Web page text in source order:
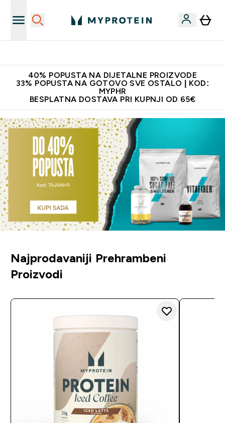
40% POPUSTA NA DIJETALNE PROIZVODE
33% POPUSTA NA GOTOVO SVE OSTALO | KOD:
MYPHR
BESPLATNA DOSTAVA PRI KUPNJI OD 65€
Najprodavaniji Prehrambeni
Proizvodi